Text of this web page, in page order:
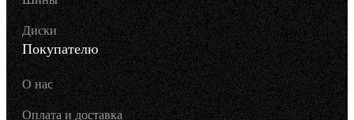
Диски
Покупателю
О нас
Оплата и доставка